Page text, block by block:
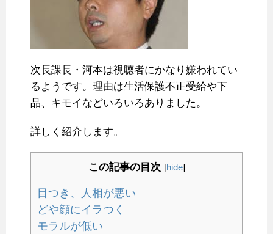
次長課長・河本は視聴者にかなり嫌われてい
るようです。理由は生活保護不正受給や下
品、キモイなどいろいろありました。
詳しく紹介します。
この記事の目次 [hide]
目つき、人相が悪い
どや顔にイラつく
モラルが低い